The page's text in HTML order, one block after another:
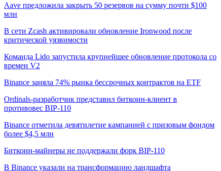
Aave предложила закрыть 50 резервов на сумму почти $100
млн
В сети Zcash активировали обновление Ironwood после
критической уязвимости
Команда Lido запустила крупнейшее обновление протокола со
времен V2
Binance заняла 74% рынка бессрочных контрактов на ETF
Ordinals-разработчик представил биткоин-клиент в
противовес BIP-110
Binance отметила девятилетие кампанией с призовым фондом
более $4,5 млн
Биткоин-майнеры не поддержали форк BIP-110
В Binance указали на трансформацию ландшафта